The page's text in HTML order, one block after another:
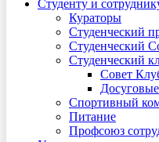
Студенту и
Кураторы
Студенческий
Студенческий
Студенческий
Совет
Спортивный
Питание
Профсоюз